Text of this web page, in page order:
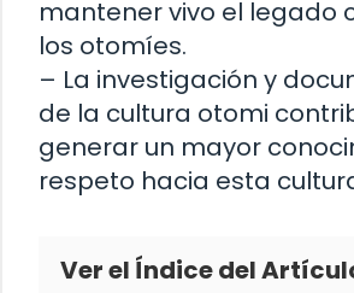
mantener vivo el legado
los otomíes.
– La investigación y
de la cultura otomi
generar un mayor
respeto hacia esta
Ver el Índice del